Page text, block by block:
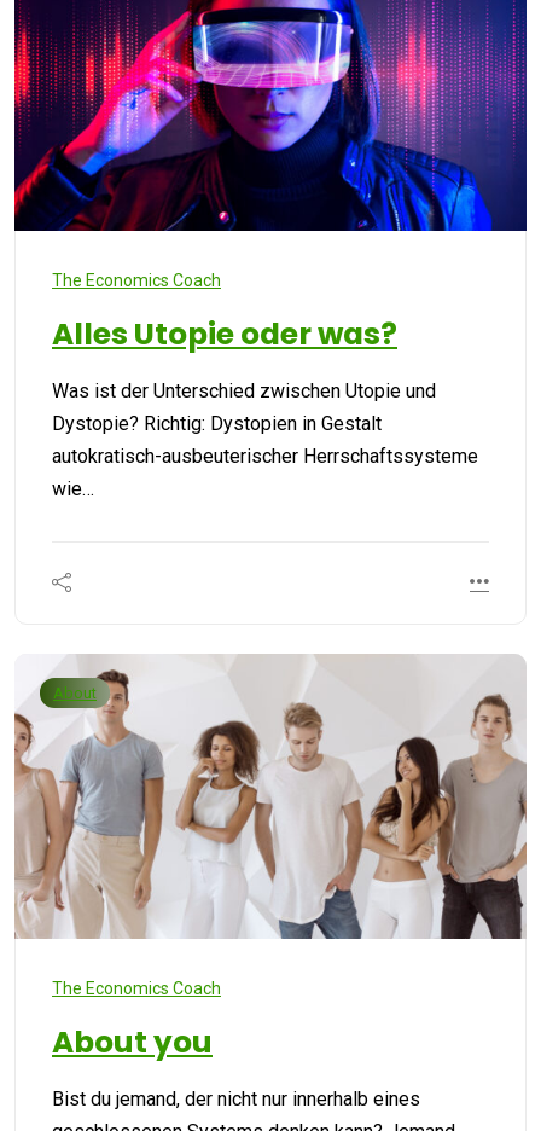
The Economics Coach
Alles Utopie oder was?
Was ist der Unterschied zwischen Utopie und
Dystopie? Richtig: Dystopien in Gestalt
autokratisch-ausbeuterischer Herrschaftssysteme
wie…
About
The Economics Coach
About you
Bist du jemand, der nicht nur innerhalb eines